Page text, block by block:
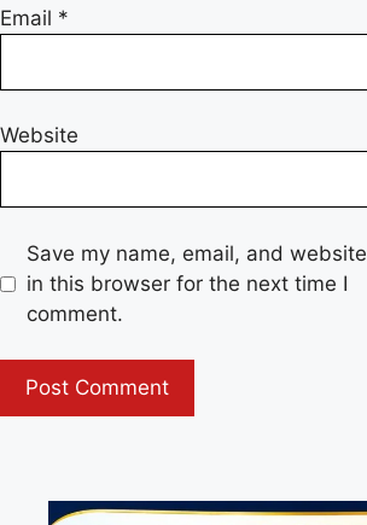
Email *
Website
Save my name, email, and website
in this browser for the next time I
comment.